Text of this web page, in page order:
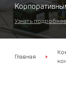
Узнать подробнее
Главная